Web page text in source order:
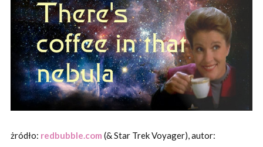
żródło: redbubble.com (& Star Trek Voyager), autor: